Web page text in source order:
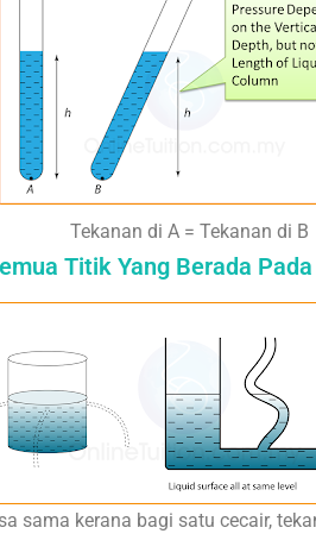
Tekanan di A = Tekanan di B
Titik Yang Berada
sama kerana bagi satu cecair,